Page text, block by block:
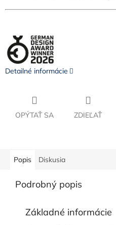
Detailné informácie
OPÝTAŤ SA ZDIEĽAŤ
Popis Diskusia
Podrobný popis
Základné informácie